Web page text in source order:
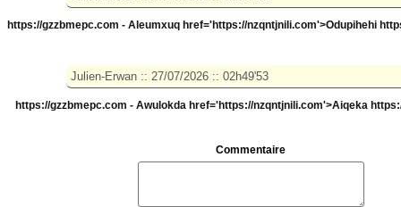
https://gzzbmepc.com - Aleumxuq href='https://nzqntjnili.com'>Odupihehi
https://gzzbmepc.com - Awulokda href='https://nzqntjnili.com'>Aiqeka
Commentaire